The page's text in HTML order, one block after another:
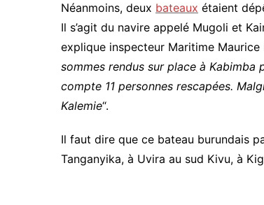
Néanmoins, deux bateaux étaient
Il s’agit du navire appelé Mugoli et
explique inspecteur Maritime Maurice
sommes rendus sur place à Kabimba
compte 11 personnes rescapées.
Kalemie“.
Il faut dire que ce bateau burundais
Tanganyika, à Uvira au sud Kivu, à